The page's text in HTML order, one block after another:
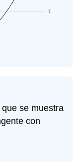
se muestra
con